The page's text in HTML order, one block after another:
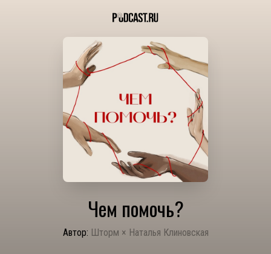
Чем помочь?
Автор: Шторм × Наталья Клиновская